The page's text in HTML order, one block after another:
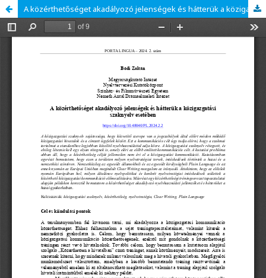
A közérthetőséget akadályozó jelenségek és hátterük a közigazgatási szaknyelv esetében